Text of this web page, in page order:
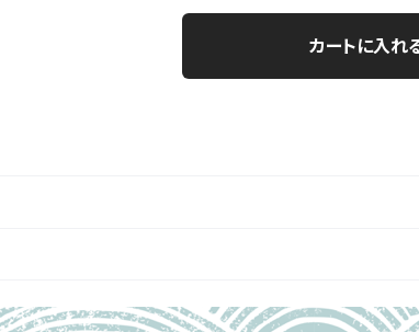
カートに入れ